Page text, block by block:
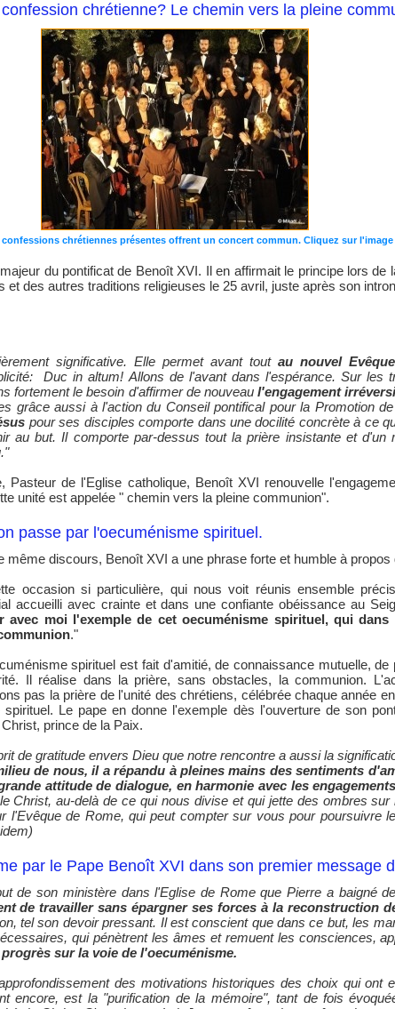
chrétienne? Le chemin vers la pleine
chrétiennes présentes offrent un concert commun. Cliquez sur
du pontificat de Benoît XVI. Il en affirmait le principe lors de
des autres traditions religieuses le 25 avril, juste après son
significative. Elle permet avant tout au nouvel
Duc in altum! Allons de l'avant dans l'espérance. Sur les
fortement le besoin d'affirmer de nouveaul'engagement
grâce aussi à l'action du Conseil pontifical pour la Promotion
pour ses disciples comporte dans une docilité concrète à ce
au but. Il comporte par-dessus tout la prière insistante et d'un
de l'Eglise catholique, Benoît XVI renouvelle
unité est appelée " chemin vers la pleine communion".
passe par l'oecuménisme spirituel.
même discours, Benoît XVI a une phrase forte et humble à
occasion si particulière, qui nous voit réunis ensemble
accueilli avec crainte et dans une confiante obéissance au
avec moi l'exemple de cet oecuménisme spirituel, qui dans
."
spirituel est fait d'amitié, de connaissance mutuelle,
Il réalise dans la prière, sans obstacles, la communion.
pas la prière de l'unité des chrétiens, célébrée chaque année
Le pape en donne l'exemple dès l'ouverture de son
prince de la Paix.
de gratitude envers Dieu que notre rencontre a aussi la
de nous, il a répandu à pleines mains des sentiments
attitude de dialogue, en harmonie avec les
Christ, au-delà de ce qui nous divise et qui jette des ombres
l'Evêque de Rome, qui peut compter sur vous pour poursuivre
par le Pape Benoît XVI dans son premier message
de son ministère dans l'Eglise de Rome que Pierre a baigné
de travailler sans épargner ses forces à la reconstruction
tel son devoir pressant. Il est conscient que dans ce but, les
qui pénètrent les âmes et remuent les consciences,
sur la voie de l'oecuménisme.
des motivations historiques des choix qui ont
encore, est la "purification de la mémoire", tant de fois